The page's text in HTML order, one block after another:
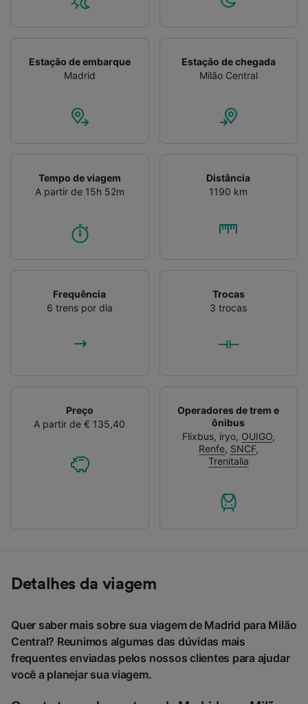
Estação de embarque
Madrid
Estação de chegada
Milão Central
Tempo de viagem
A partir de 15h 52m
Distância
1190 km
Frequência
6 trens por dia
Trocas
3 trocas
Preço
A partir de € 135,40
Operadores de trem e
ônibus
Flixbus, iryo, OUIGO,
Renfe, SNCF,
Trenitalia
Detalhes da viagem
Quer saber mais sobre sua viagem de Madrid para Milão
Central? Reunimos algumas das dúvidas mais
frequentes enviadas pelos nossos clientes para ajudar
você a planejar sua viagem.
Verificar ativamente as características do
dispositivo para identificação. Armazenar e/ou
acessar informações em um dispositivo.
medição de publicidade e conteúdo, pesquisa
de público e desenvolvimento de serviços..
Lista de parceiros (fornecedores)